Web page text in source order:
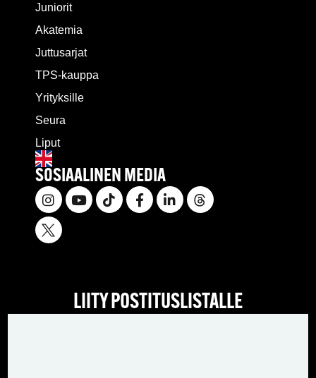
Juniorit
Akatemia
Juttusarjat
TPS-kauppa
Yrityksille
Seura
Liput
SOSIAALINEN MEDIA
LIITY POSTITUSLISTALLE